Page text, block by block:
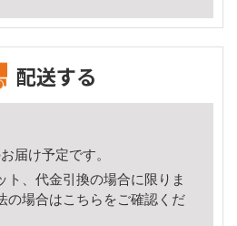
配送する
届け予定です。
ト、代金引換の場合に限りま
の場合はこちら をご確認くだ